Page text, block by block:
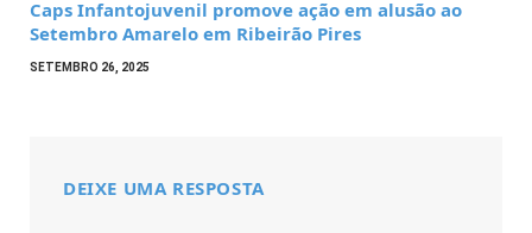
Caps Infantojuvenil promove ação em alusão ao
Setembro Amarelo em Ribeirão Pires
SETEMBRO 26, 2025
DEIXE UMA RESPOSTA